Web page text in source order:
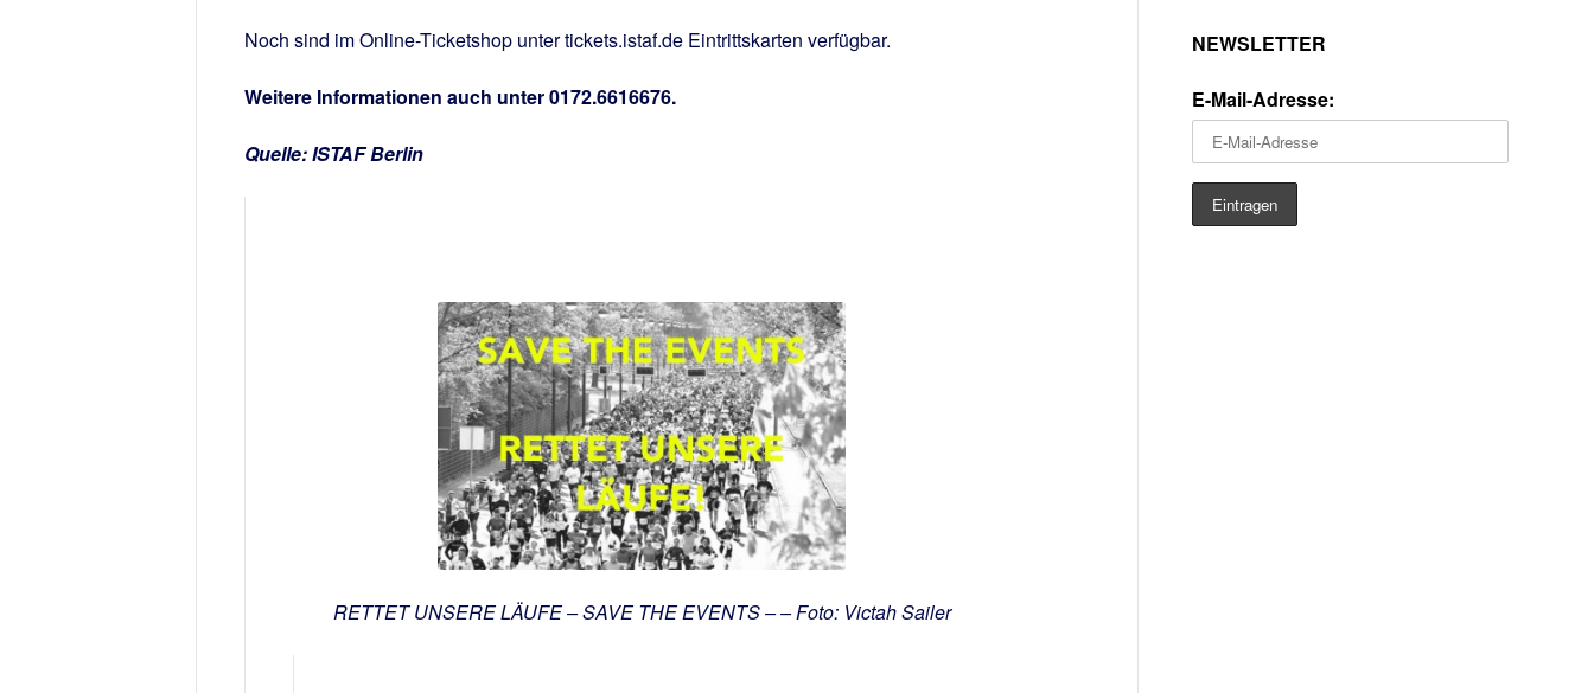
Noch sind im Online-Ticketshop unter tickets.istaf.de Eintrittskarten verfügbar.
Weitere Informationen auch unter 0172.6616676.
Quelle: ISTAF Berlin
RETTET UNSERE LÄUFE – SAVE THE EVENTS – – Foto: Victah Sailer
NEWSLETTER
E-Mail-Adresse: